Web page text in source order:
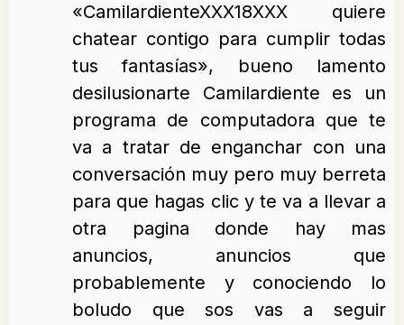
«CamilardienteXXX18XXX quiere
chatear contigo para cumplir todas
tus fantasías», bueno lamento
desilusionarte Camilardiente es un
programa de computadora que te
va a tratar de enganchar con una
conversación muy pero muy berreta
para que hagas clic y te va a llevar a
otra pagina donde hay mas
anuncios, anuncios que
probablemente y conociendo lo
boludo que sos vas a seguir